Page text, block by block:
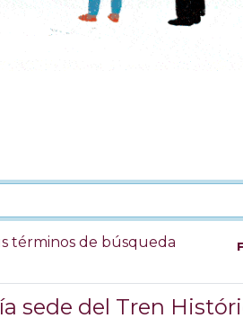
términos de búsqueda
sede del Tren